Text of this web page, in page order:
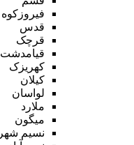
فیروزکوه
قدس
قرچک
قیامدشت
کهریزک
کیلان
لواسان
ملارد
میگون
نسیم شهر